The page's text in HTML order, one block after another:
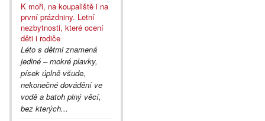
K moři, na koupaliště i na
první prázdniny. Letní
nezbytnosti, které ocení
děti i rodiče
Léto s dětmi znamená
jediné – mokré plavky,
písek úplně všude,
nekonečné dovádění ve
vodě a batoh plný věcí,
bez kterých...